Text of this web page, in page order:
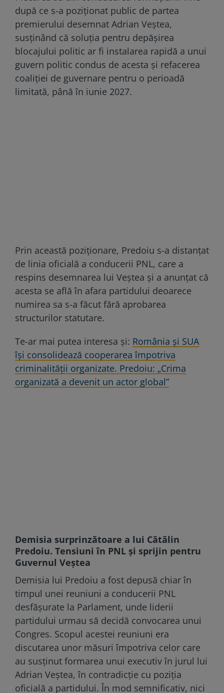
după ce s-a poziționat public de partea
premierului desemnat Adrian Veștea,
susținând că soluția pentru depășirea
blocajului politic ar fi instalarea rapidă a unui
guvern politic condus de acesta și refacerea
coaliției de guvernare pentru o perioadă
limitată, până în iunie 2027.
Prin această poziționare, Predoiu s-a distanțat
de linia oficială a conducerii PNL, care a
respins desemnarea lui Veștea și a anunțat că
acesta se află în afara partidului deoarece
numirea sa s-a făcut fără aprobarea
structurilor statutare.
Te-ar mai putea interesa și: România și SUA
își consolidează cooperarea împotriva
criminalității organizate. Predoiu: „Crima
organizată a devenit un actor global”
Demisia surprinzătoare a lui Cătălin
Predoiu. Tensiuni în PNL și sprijin pentru
Guvernul Veștea
Demisia lui Predoiu a fost depusă chiar în
timpul unei reuniuni a conducerii PNL
desfășurate la Parlament, unde liderii
partidului urmau să decidă convocarea unui
Congres. Scopul acestei reuniuni era
discutarea unor măsuri împotriva celor care
au susținut formarea unui executiv în jurul lui
Adrian Veștea, în contradicție cu poziția
oficială a partidului. În mod semnificativ, nici